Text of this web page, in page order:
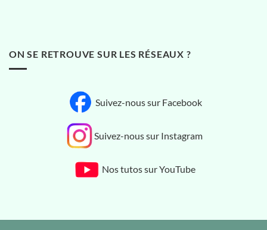
ON SE RETROUVE SUR LES RÉSEAUX ?
Suivez-nous sur Facebook
Suivez-nous sur Instagram
Nos tutos sur YouTube